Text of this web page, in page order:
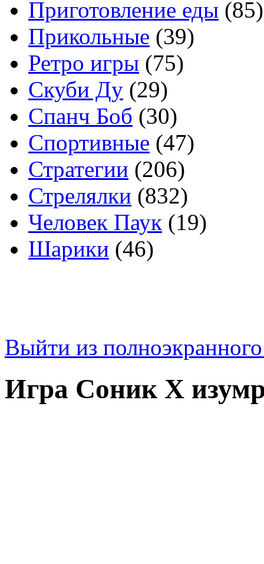
Приготовление еды (85)
Прикольные (39)
Ретро игры (75)
Скуби Ду (29)
Спанч Боб (30)
Спортивные (47)
Стратегии (206)
Стрелялки (832)
Человек Паук (19)
Шарики (46)
Выйти из
Игра Соник Х